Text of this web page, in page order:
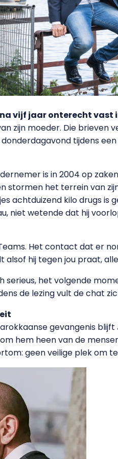
vijf jaar onterecht vast
zijn moeder. Die brieven
tijdens
is in 2004 op
stormen het terrein van
achtduizend kilo drugs is
niet wetende dat hij
Het contact dat er
alsof hij tegen jou praat,
serieus, het volgende
de lezing vult de chat
gevangenis
hem heen van de
geen veilige plek om te